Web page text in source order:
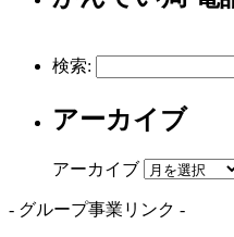
検索:
アーカイブ
アーカイブ
- グループ事業リンク -